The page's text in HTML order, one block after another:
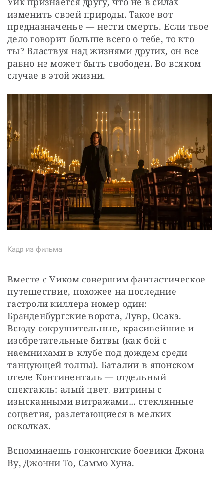
изменить своей природы. Такое вот
предназначенье — нести смерть. Если твое
дело говорит больше всего о тебе, то кто
ты? Властвуя над жизнями других, он все
равно не может быть свободен. Во всяком
случае в этой жизни.
Кадр из фильма
Вместе с Уиком совершим фантастическое
путешествие, похожее на последние
гастроли киллера номер один:
Бранденбургские ворота, Лувр, Осака.
Всюду сокрушительные, красивейшие и
изобретательные битвы (как бой с
наемниками в клубе под дождем среди
танцующей толпы). Баталии в японском
отеле Континенталь — отдельный
спектакль: алый цвет, витрины с
изысканными витражами… стеклянные
соцветия, разлетающиеся в мелких
осколках.
Вспоминаешь гонконгские боевики Джона
Ву, Джонни То, Саммо Хуна.